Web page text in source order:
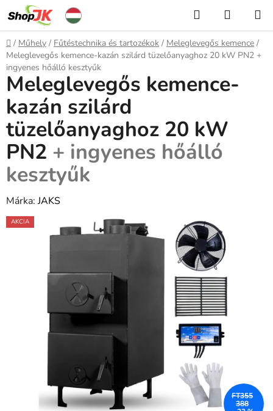
Ugrás
fő
tartalomhoz
KeresésKOSÁR
Kezdőlap
/ Műhely / Fűtéstechnika és tartozékok / Meleglevegős kemence /
Meleglevegős kemence-kazán szilárd tüzelőanyaghoz 20 kW PN2 +
ingyenes hőálló kesztyűk
Meleglevegős kemence-
kazán szilárd
tüzelőanyaghoz 20 kW
PN2 + ingyenes hőálló
kesztyűk
Márka:JAKS
AKCIA
FT355
388